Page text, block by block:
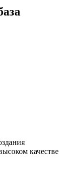
качестве